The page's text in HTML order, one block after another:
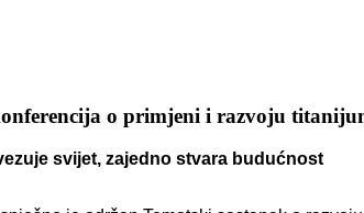
o primjeni i razvoju
svijet, zajedno stvara budućnost